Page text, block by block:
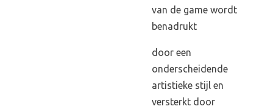
van de game wordt
benadrukt
door een
onderscheidende
artistieke stijl en
versterkt door